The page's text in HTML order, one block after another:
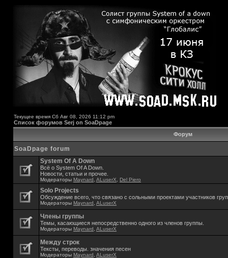
Текущее время Сб Авг 08, 2026 11:12 pm
Список форумов Serj on SoaDpage
Форум
SoaDpage forum
System Of A Down
Всё о System Of A Down.
Новости, статьи и прочее.
Модераторы Maynard ALuserX Del Piero
Solo Projects
Обсуждение всего, что связано с сольными проектами участников
Модераторы Maynard ALuserX
Члены группы
Темы, касающиеся непосредственно одного из членов группы.
Модераторы Maynard ALuserX
Между строк
Тексты, переводы. значения песен
Модераторы Maynard ALuserX